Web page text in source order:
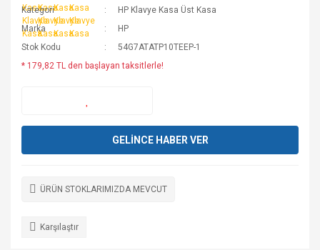
Kategori
HP Klavye Kasa Üst Kasa
Marka
HP
Stok Kodu
54G7ATATP10TEEP-1
* 179,82 TL den başlayan taksitlerle!
GELİNCE HABER VER
ÜRÜN STOKLARIMIZDA MEVCUT
Karşılaştır